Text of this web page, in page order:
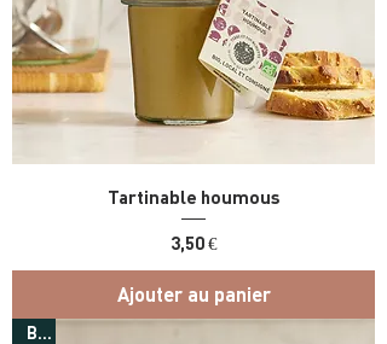
Tartinable houmous
Prix
3,50 €
Ajouter au panier
Bio